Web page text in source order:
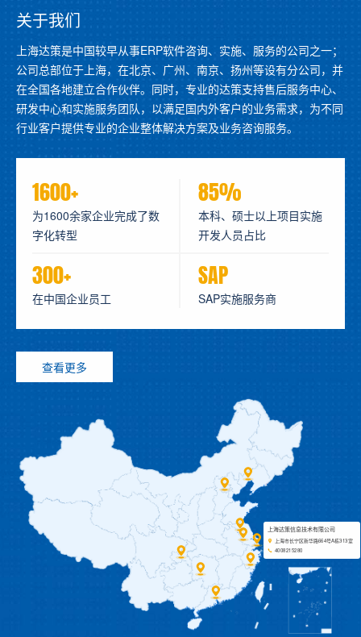
关于我们
上海达策是中国较早从事ERP软件咨询、实施、服务的公司之一；
公司总部位于上海，在北京、广州、南京、扬州等设有分公司，并
在全国各地建立合作伙伴。同时，专业的达策支持售后服务中心、
研发中心和实施服务团队，以满足国内外客户的业务需求，为不同
行业客户提供专业的企业整体解决方案及业务咨询服务。
1600+
为1600余家企业完成了数
字化转型
85%
本科、硕士以上项目实施
开发人员占比
300+
在中国企业员工
SAP
SAP实施服务商
查看更多
上海达策信息技术有限公司
上海市长宁区新华路664号A栋313室
4008215280